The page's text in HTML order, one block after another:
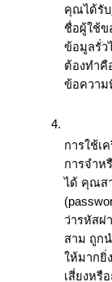
คุณได้รับ
ชื่อผู้ใช้ข
ข้อมูลรั่ว
ต้องทำคื
ข้อความ
การใช้เ
การจำห
ได้ คุณส
ว่ารหัสผ่
สาม ถูก
ให้มากยิ่
เสี่ยงหรื